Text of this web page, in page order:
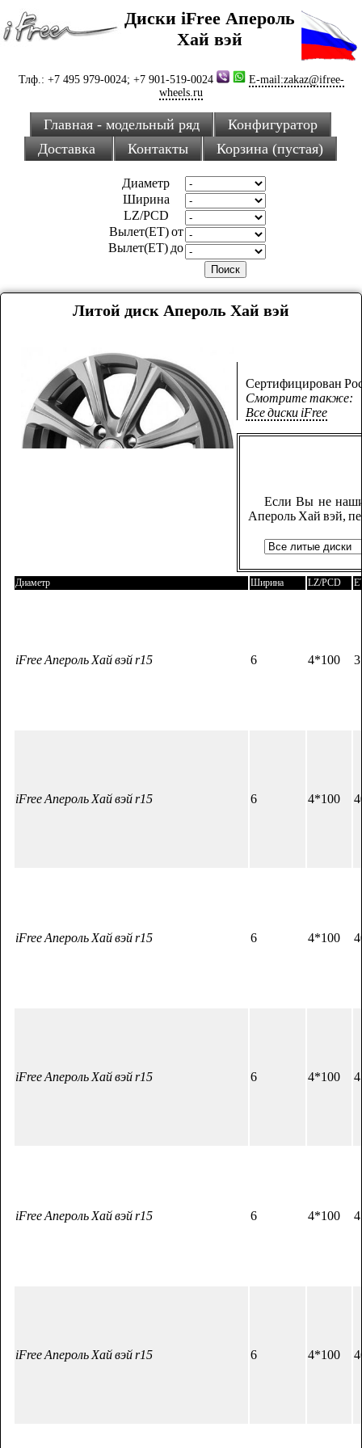
Диски iFree Апероль
Хай вэй
Тлф.: +7 495 979-0024; +7 901-519-0024
E-mail:zakaz@ifree-
wheels.ru
Главная - модельный ряд
Конфигуратор
Доставка
Контакты Корзина (пустая)
Диаметр
Ширина
LZ/PCD
Вылет(ET) от
Вылет(ET) до
Литой диск Апероль Хай вэй
Сертифицирован
Смотрите также:
Все диски iFree
Если Вы не
Апероль Хай вэй,
Диаметр Ширина LZ/PCD
iFree Апероль Хай вэй r15 6 4*100
iFree Апероль Хай вэй r15 6 4*100
iFree Апероль Хай вэй r15 6 4*100
iFree Апероль Хай вэй r15 6 4*100
iFree Апероль Хай вэй r15 6 4*100
iFree Апероль Хай вэй r15 6 4*100